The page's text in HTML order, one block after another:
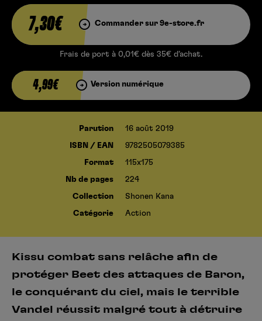
7,30€ Commander sur 9e-store.fr
Frais de port à 0,01€ dès 35€ d’achat.
4,99€ Version numérique
Parution 16 août 2019
ISBN / EAN 9782505079385
Format 115x175
Nb de pages 224
Collection Shonen Kana
Catégorie Action
Kissu combat sans relâche afin de
protéger Beet des attaques de Baron,
le conquérant du ciel, mais le terrible
Vandel réussit malgré tout à détruire